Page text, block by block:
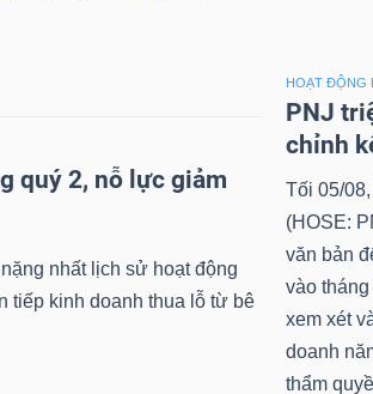
quý 2, nỗ lực giảm
nhất lịch sử hoạt động
tiếp kinh doanh thua lỗ từ bê
HOẠT ĐỘNG
PNJ
chỉnh
Tối 05/
(HOSE:
văn bản
vào
xem xét
doanh
thẩm